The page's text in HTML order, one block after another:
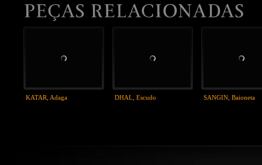
KATAR, Adaga DHAL, Escudo SANGIN, Baioneta